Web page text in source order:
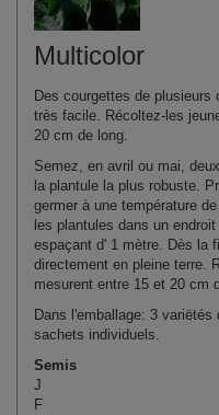
Multicolor
Des courgettes de
très facile. Récoltez-les
20 cm de long.
Semez, en avril ou mai,
la plantule la plus robuste.
germer à une température
les plantules dans un
espaçant d' 1 mètre. Dès la
directement en pleine terre.
mesurent entre 15 et 20 cm
Dans l'emballage: 3
sachets individuels.
Semis
J
F